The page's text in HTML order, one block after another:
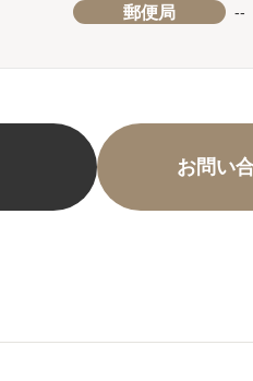
郵便局 --
お問い